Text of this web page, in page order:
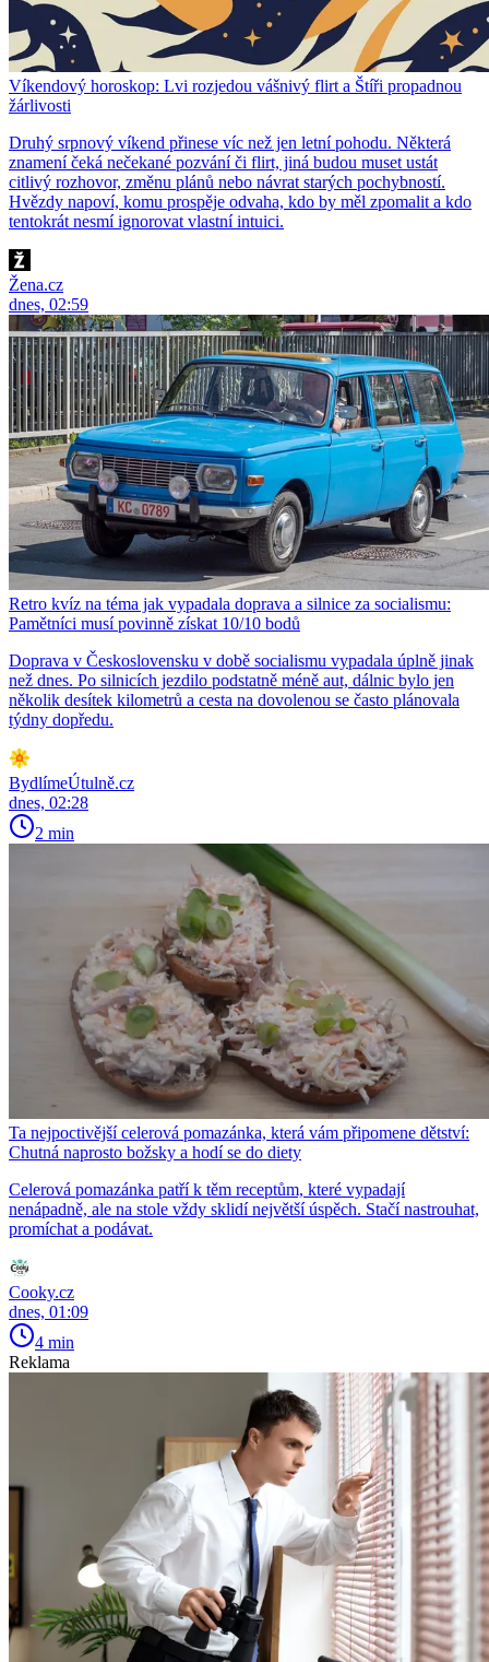
Víkendový horoskop: Lvi rozjedou vášnivý flirt a Štíři propadnou
žárlivosti
Druhý srpnový víkend přinese víc než jen letní pohodu. Některá
znamení čeká nečekané pozvání či flirt, jiná budou muset ustát
citlivý rozhovor, změnu plánů nebo návrat starých pochybností.
Hvězdy napoví, komu prospěje odvaha, kdo by měl zpomalit a kdo
tentokrát nesmí ignorovat vlastní intuici.
Žena.cz
dnes, 02:59
Retro kvíz na téma jak vypadala doprava a silnice za socialismu:
Pamětníci musí povinně získat 10/10 bodů
Doprava v Československu v době socialismu vypadala úplně jinak
než dnes. Po silnicích jezdilo podstatně méně aut, dálnic bylo jen
několik desítek kilometrů a cesta na dovolenou se často plánovala
týdny dopředu.
BydlímeÚtulně.cz
dnes, 02:28
2 min
Ta nejpoctivější celerová pomazánka, která vám připomene dětství:
Chutná naprosto božsky a hodí se do diety
Celerová pomazánka patří k těm receptům, které vypadají
nenápadně, ale na stole vždy sklidí největší úspěch. Stačí nastrouhat,
promíchat a podávat.
Cooky.cz
dnes, 01:09
4 min
Reklama